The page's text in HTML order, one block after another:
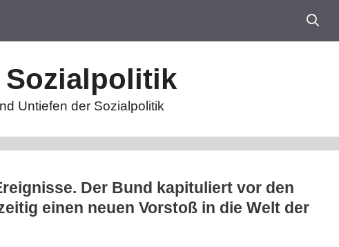
Untiefen der Sozialpolitik
Der Bund kapituliert vor den
einen neuen Vorstoß in die Welt der